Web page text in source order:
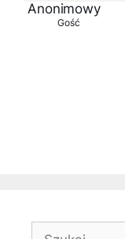
Anonimowy
Gość
Szukaj: